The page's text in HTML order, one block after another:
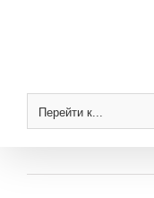
Перейти к...